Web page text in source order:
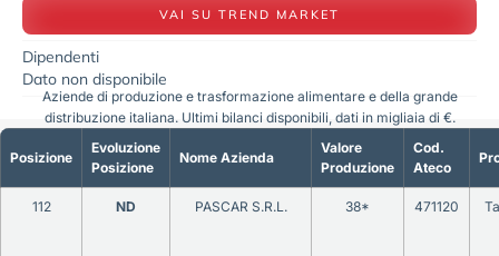
VAI SU TREND MARKET
Dipendenti
Dato non disponibile
Posizione
Evoluzione
Posizione
Nome Azienda
Valore
Produzione
Cod.
Ateco
112 ND PASCAR S.R.L. 38* 471120
Aziende di produzione e trasformazione alimentare e della grande
distribuzione italiana. Ultimi bilanci disponibili, dati in migliaia di €.